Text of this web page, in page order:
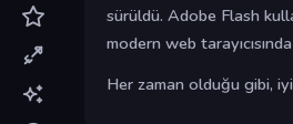
sürüldü. Adobe Flash
modern web
Her zaman olduğu gibi,